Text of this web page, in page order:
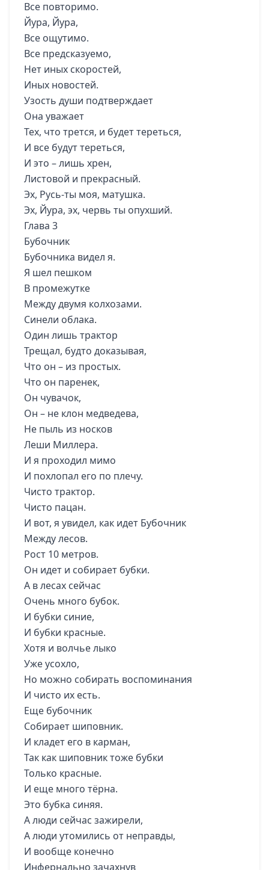
Все повторимо.
Йура, Йура,
Все ощутимо.
Все предсказуемо,
Нет иных скоростей,
Иных новостей.
Узость души подтверждает
Она уважает
Тех, что трется, и будет тереться,
И все будут тереться,
И это – лишь хрен,
Листовой и прекрасный.
Эх, Русь-ты моя, матушка.
Эх, Йура, эх, червь ты опухший.
Глава 3
Бубочник
Бубочника видел я.
Я шел пешком
В промежутке
Между двумя колхозами.
Синели облака.
Один лишь трактор
Трещал, будто доказывая,
Что он – из простых.
Что он паренек,
Он чувачок,
Он – не клон медведева,
Не пыль из носков
Леши Миллера.
И я проходил мимо
И похлопал его по плечу.
Чисто трактор.
Чисто пацан.
И вот, я увидел, как идет Бубочник
Между лесов.
Рост 10 метров.
Он идет и собирает бубки.
А в лесах сейчас
Очень много бубок.
И бубки синие,
И бубки красные.
Хотя и волчье лыко
Уже усохло,
Но можно собирать воспоминания
И чисто их есть.
Еще бубочник
Собирает шиповник.
И кладет его в карман,
Так как шиповник тоже бубки
Только красные.
И еще много тёрна.
Это бубка синяя.
А люди сейчас зажирели,
А люди утомились от неправды,
И вообще конечно
Инфернально зачахнув